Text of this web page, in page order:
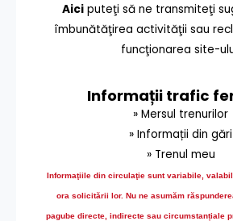
Aiciputeţi să ne transmiteţi
îmbunătăţirea activităţii sau
funcţionarea site-
Informații trafic
» Mersul trenurilor
» Informații din gări
» Trenul meu
Informaţiile din circulaţie sunt variabile,
ora solicitării lor. Nu ne asumăm
pagube directe, indirecte sau circumstanțiale